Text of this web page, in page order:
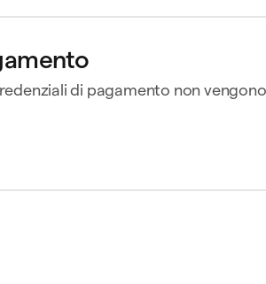
Diaz
di pagamento non